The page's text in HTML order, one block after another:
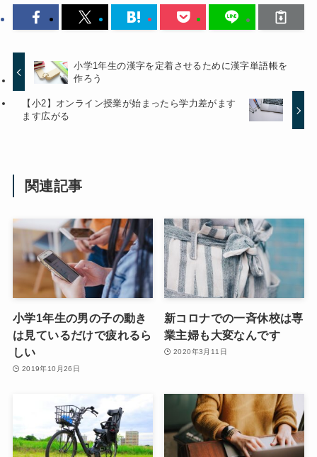
小学1年生の漢字を定着させるために漢字単語帳を
作ろう
【小2】オンライン授業が始まったら学力差がます
ます広がる
関連記事
小学1年生の男の子の動き
は見ているだけで疲れるら
しい
2019年10月26日
新コロナでの一斉休校は専
業主婦も大変なんです
2020年3月11日